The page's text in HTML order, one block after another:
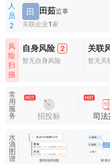
人
员
2
田 田茹监事
关联企业1家
风
险
扫
描
自身风险 2
暂无自身风险
关联
暂无关
常
用
服
务
招投标 司法
水
滴
图
谱